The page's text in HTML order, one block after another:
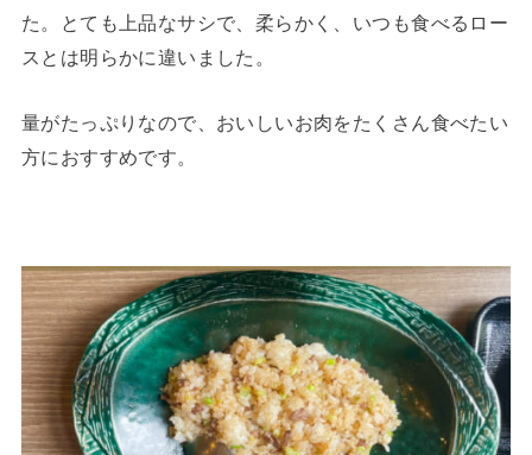
た。とても上品なサシで、柔らかく、いつも食べるロー
スとは明らかに違いました。
量がたっぷりなので、おいしいお肉をたくさん食べたい
方におすすめです。